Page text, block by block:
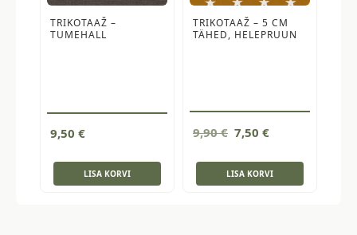
TRIKOTAAŽ –
TUMEHALL
9,50 €
LISA KORVI
TRIKOTAAŽ – 5 CM
TÄHED, HELEPRUUN
9,90€ Algne
oli:
9,90 €.
7,50 €Current
is:
7,50 €.
LISA KORVI